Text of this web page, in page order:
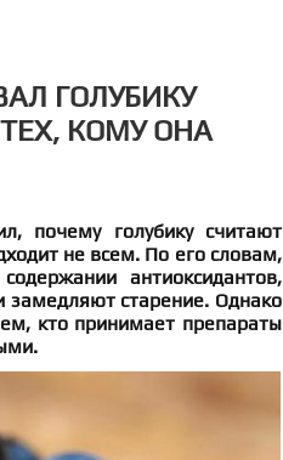
ГОЛУБИКУ
КОМУ ОНА
почему голубику считают
не всем. По его словам,
антиоксидантов,
старение. Однако
кто принимает препараты